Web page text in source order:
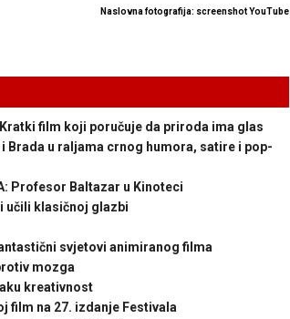
Naslovna fotografija: screenshot YouTube
Kratki film koji poručuje da priroda ima glas
i Brada u raljama crnog humora, satire i pop-
Profesor Baltazar u Kinoteci
učili klasičnoj glazbi
svjetovi animiranog filma
mozga
kreativnost
film na 27. izdanje Festivala